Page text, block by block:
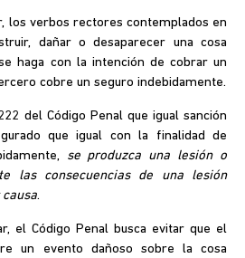
los verbos rectores contemplados en
dañar o desaparecer una cosa
haga con la intención de cobrar un
cobre un seguro indebidamente.
del Código Penal que igual sanción
que igual con la finalidad de
se produzca una lesión o
las consecuencias de una lesión
.
el Código Penal busca evitar que el
un evento dañoso sobre la cosa